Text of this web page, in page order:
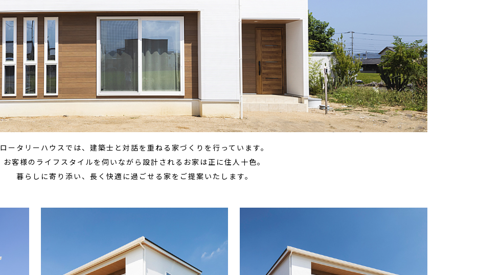
ロータリーハウスでは、建築士と対話を重ねる家づくりを行っています。
お客様のライフスタイルを伺いながら設計されるお家は正に住人十色。
暮らしに寄り添い、長く快適に過ごせる家をご提案いたします。